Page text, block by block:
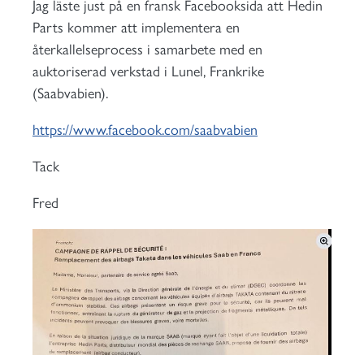
Jag läste just på en fransk Facebooksida att Hedin
Parts kommer att implementera en
återkallelseprocess i samarbete med en
auktoriserad verkstad i Lunel, Frankrike
(Saabvabien).
https://www.facebook.com/saabvabien
Tack
Fred